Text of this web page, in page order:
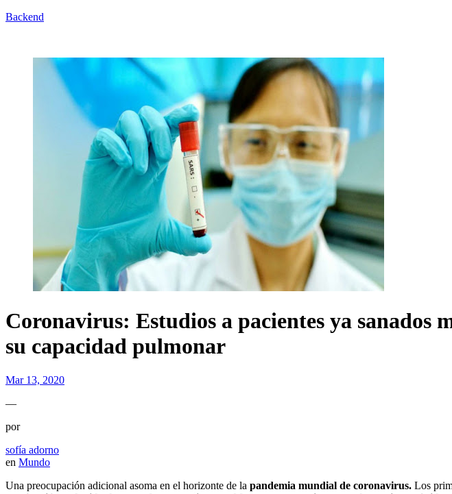
Backend
Coronavirus: Estudios a pacientes ya sanados
su capacidad pulmonar
Mar 13, 2020
—
por
sofía adorno
en Mundo
Una preocupación adicional asoma en el horizonte de la pandemia mundial de coronavirus. Los